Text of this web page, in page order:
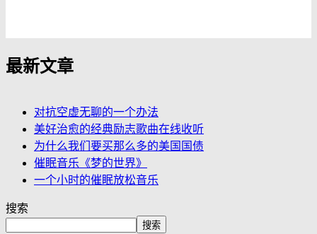
最新文章
对抗空虚无聊的一个办法
美好治愈的经典励志歌曲在线收听
为什么我们要买那么多的美国国债
催眠音乐《梦的世界》
一个小时的催眠放松音乐
搜索
搜索